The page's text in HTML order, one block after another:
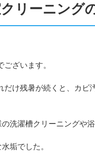
リーニング
ざいます。
け残暑が続くと、カビ
洗濯槽クリーニングや
垢でした。